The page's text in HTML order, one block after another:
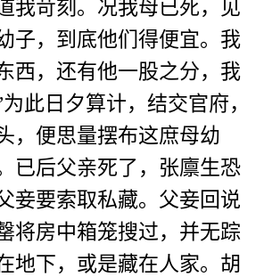
我苛刻。况我母已死，见
子，到底他们得便宜。我
西，还有他一股之分，我
此日夕算计，结交官府，
，便思量摆布这庶母幼
已后父亲死了，张廪生恐
妾要索取私藏。父妾回说
将房中箱笼搜过，并无踪
地下，或是藏在人家。胡